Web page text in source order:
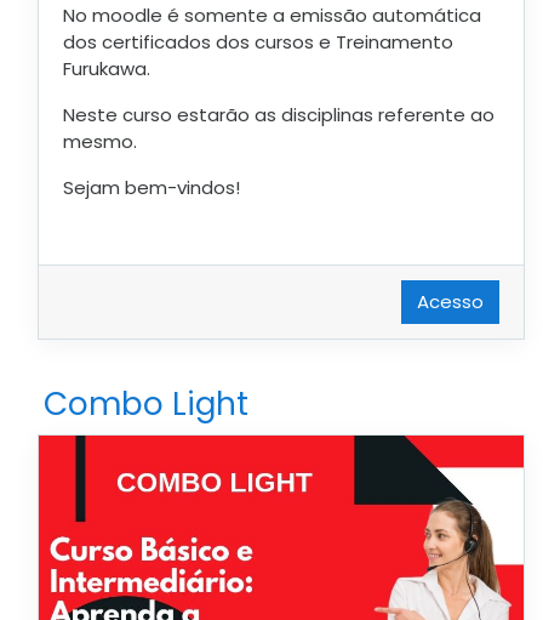
No moodle é somente a emissão automática
dos certificados dos cursos e Treinamento
Furukawa.
Neste curso estarão as disciplinas referente ao
mesmo.
Sejam bem-vindos!
Acesso
Combo Light